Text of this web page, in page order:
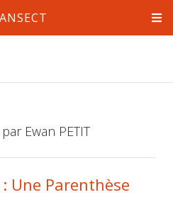
Ewan PETIT
Une Parenthèse